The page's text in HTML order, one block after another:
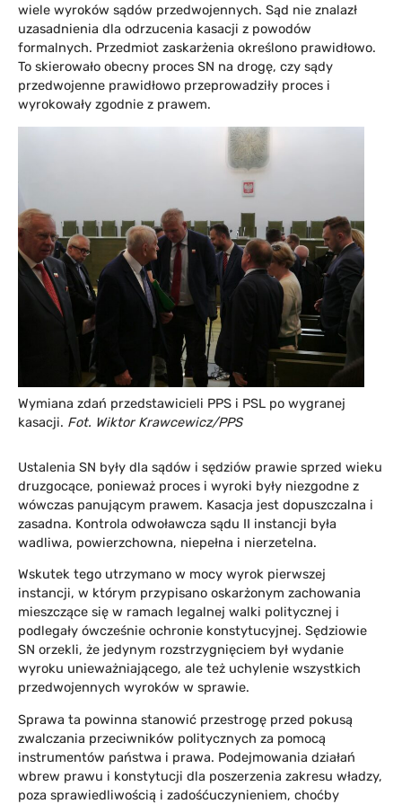
wiele wyroków sądów przedwojennych. Sąd nie znalazł
uzasadnienia dla odrzucenia kasacji z powodów
formalnych. Przedmiot zaskarżenia określono prawidłowo.
To skierowało obecny proces SN na drogę, czy sądy
przedwojenne prawidłowo przeprowadziły proces i
wyrokowały zgodnie z prawem.
Wymiana zdań przedstawicieli PPS i PSL po wygranej
kasacji. Fot. Wiktor Krawcewicz/PPS
Ustalenia SN były dla sądów i sędziów prawie sprzed wieku
druzgocące, ponieważ proces i wyroki były niezgodne z
wówczas panującym prawem. Kasacja jest dopuszczalna i
zasadna. Kontrola odwoławcza sądu II instancji była
wadliwa, powierzchowna, niepełna i nierzetelna.
Wskutek tego utrzymano w mocy wyrok pierwszej
instancji, w którym przypisano oskarżonym zachowania
mieszczące się w ramach legalnej walki politycznej i
podlegały ówcześnie ochronie konstytucyjnej. Sędziowie
SN orzekli, że jedynym rozstrzygnięciem był wydanie
wyroku unieważniającego, ale też uchylenie wszystkich
przedwojennych wyroków w sprawie.
Sprawa ta powinna stanowić przestrogę przed pokusą
zwalczania przeciwników politycznych za pomocą
instrumentów państwa i prawa. Podejmowania działań
wbrew prawu i konstytucji dla poszerzenia zakresu władzy,
poza sprawiedliwością i zadośćuczynieniem, choćby